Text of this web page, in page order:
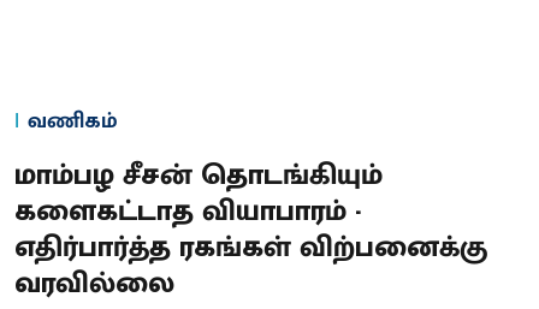
வணிகம்
மாம்பழ சீசன் தொடங்கியும்
களைகட்டாத வியாபாரம் -
எதிர்பார்த்த ரகங்கள் விற்பனைக்கு
வரவில்லை